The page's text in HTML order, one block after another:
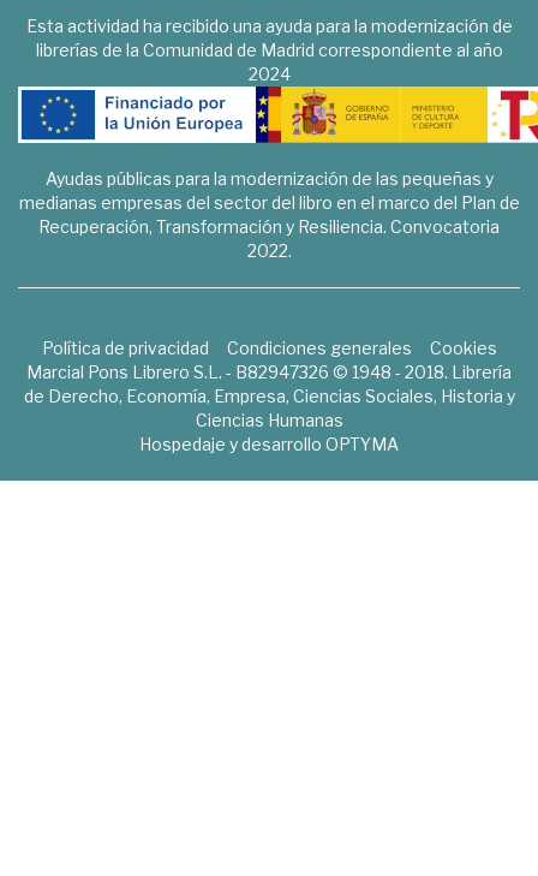
Esta actividad ha recibido una ayuda para la modernización de
librerías de la Comunidad de Madrid correspondiente al año
2024
Ayudas públicas para la modernización de las pequeñas y
medianas empresas del sector del libro en el marco del Plan de
Recuperación, Transformación y Resiliencia. Convocatoria
2022.
Política de privacidad Condiciones generales
Cookies
Marcial Pons Librero S.L. - B82947326 © 1948 - 2018. Librería
de Derecho, Economía, Empresa, Ciencias Sociales, Historia y
Ciencias Humanas
Hospedaje y desarrollo OPTYMA